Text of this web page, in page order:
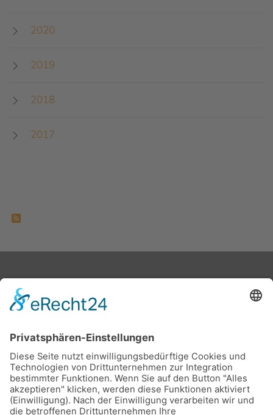
2020
2019
2018
2017
Stadtwerke Buxtehude GmbH, Ziegelkamp 8, 21614
Buxtehude